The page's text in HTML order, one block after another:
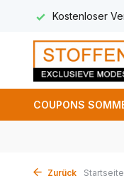
Kostenloser
COUPONS
Zurück Startseite